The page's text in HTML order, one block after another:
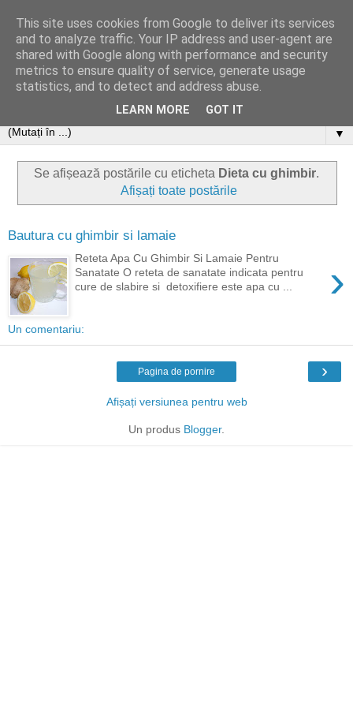
▼
Se afișează postările cu eticheta Dieta cu ghimbir.
Afișați toate postările
Bautura cu ghimbir si lamaie
›
Reteta Apa Cu Ghimbir Si Lamaie Pentru
Sanatate O reteta de sanatate indicata pentru
cure de slabire si detoxifiere este apa cu ...
Un comentariu:
›
Pagina de pornire
Afișați versiunea pentru web
Un produs Blogger.
This site uses cookies from Google to deliver its services
and to analyze traffic. Your IP address and user-agent are
shared with Google along with performance and security
metrics to ensure quality of service, generate usage
statistics, and to detect and address abuse.
LEARN MORE GOT IT